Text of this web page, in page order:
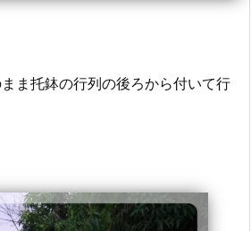
ま托鉢の行列の後ろから付いて行